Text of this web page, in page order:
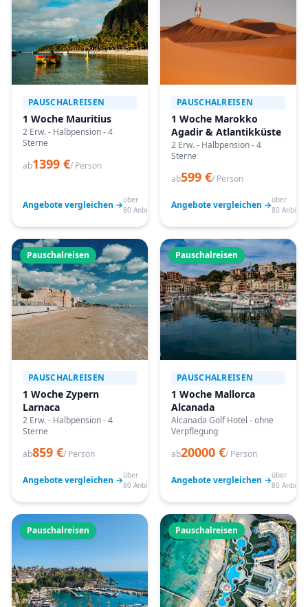
PAUSCHALREISEN
1 Woche Mauritius
2 Erw. - Halbpension - 4
Sterne
ab1399 €/ Person
Angebote vergleichen →über
80 Anbieter
PAUSCHALREISEN
1 Woche Marokko
Agadir & Atlantikküste
2 Erw. - Halbpension - 4
Sterne
ab599 €/ Person
Angebote vergleichen →über
80
Pauschalreisen
PAUSCHALREISEN
1 Woche Zypern
Larnaca
2 Erw. - Halbpension - 4
Sterne
ab859 €/ Person
Angebote vergleichen →über
80 Anbieter
Pauschalreisen
PAUSCHALREISEN
1 Woche Mallorca
Alcanada
Alcanada Golf Hotel - ohne
Verpflegung
ab20000 €/ Person
Angebote vergleichen →über
80
Pauschalreisen Pauschalreisen